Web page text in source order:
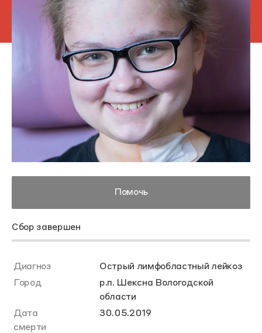
Помочь
Сбор завершен
Диагноз
Острый лимфобластный лейкоз
Город
р.п. Шексна Вологодской
области
Дата
смерти
30.05.2019